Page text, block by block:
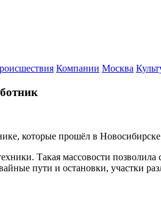
Компании Москва
которые прошёл в
Такая массовости
пути и остановки, участки